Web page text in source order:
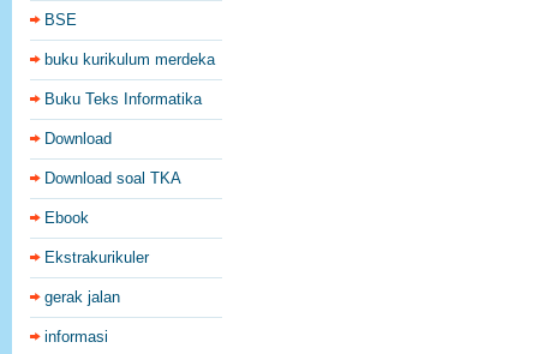
BSE
buku kurikulum merdeka
Buku Teks Informatika
Download
Download soal TKA
Ebook
Ekstrakurikuler
gerak jalan
informasi